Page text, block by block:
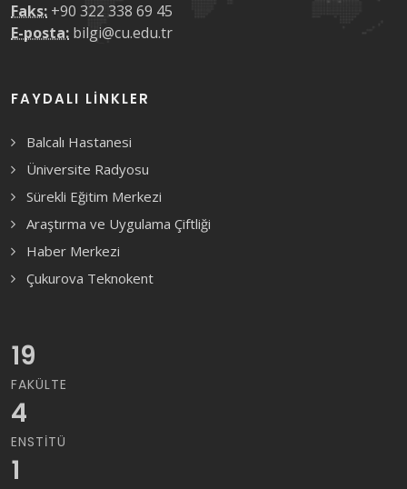
Faks: +90 322 338 69 45
E-posta: bilgi@cu.edu.tr
FAYDALI LINKLER
Balcalı Hastanesi
Üniversite Radyosu
Sürekli Eğitim Merkezi
Araştırma ve Uygulama Çiftliği
Haber Merkezi
Çukurova Teknokent
19
FAKÜLTE
4
ENSTITÜ
1